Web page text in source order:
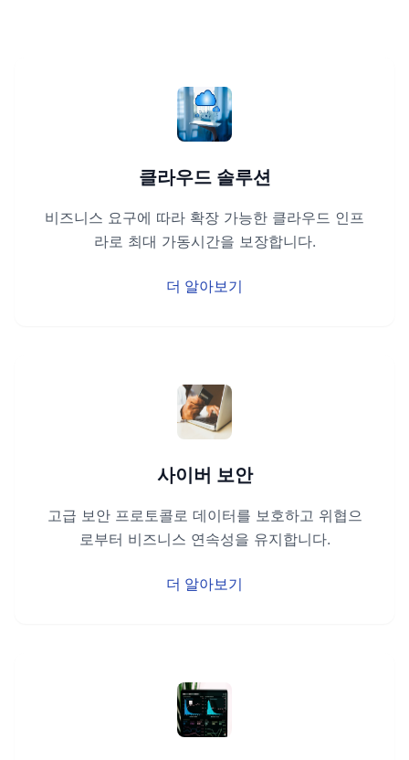
클라우드 솔루션
비즈니스 요구에 따라 확장 가능한 클라우드 인프
라로 최대 가동시간을 보장합니다.
더 알아보기
사이버 보안
고급 보안 프로토콜로 데이터를 보호하고 위협으
로부터 비즈니스 연속성을 유지합니다.
더 알아보기